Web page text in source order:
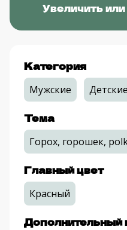
Увеличить
Категория
Мужские Детские
Тема
Горох, горошек,
Главный цвет
Красный
Дополнительный